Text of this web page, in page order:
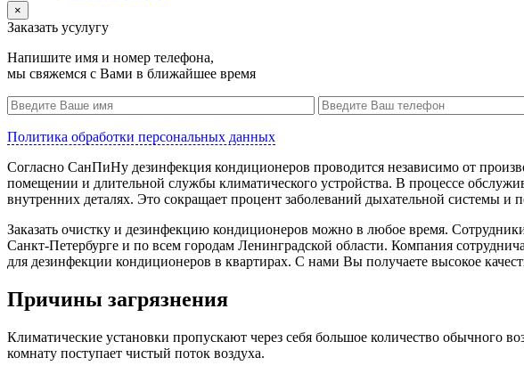
×
Заказать усулугу
Напишите имя и номер телефона,
мы свяжемся с Вами в ближайшее время
Политика обработки персональных данных
Согласно СанПиНу дезинфекция кондиционеров проводится независимо от
помещении и длительной службы климатического устройства. В процессе
внутренних деталях. Это сокращает процент заболеваний дыхательной системы и
Заказать очистку и дезинфекцию кондиционеров можно в любое время.
Санкт-Петербурге и по всем городам Ленинградской области. Компания
для дезинфекции кондиционеров в квартирах. С нами Вы получаете высокое
Причины загрязнения
Климатические установки пропускают через себя большое количество обычного
комнату поступает чистый поток воздуха.